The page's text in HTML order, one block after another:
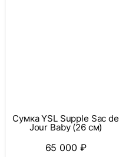
Сумка YSL Supple Sac de
Jour Baby (26 см)
65 000 ₽